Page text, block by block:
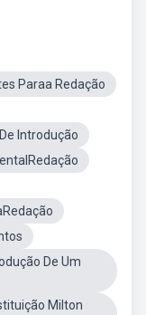
Paraa Redação
Introdução
De Um
Milton